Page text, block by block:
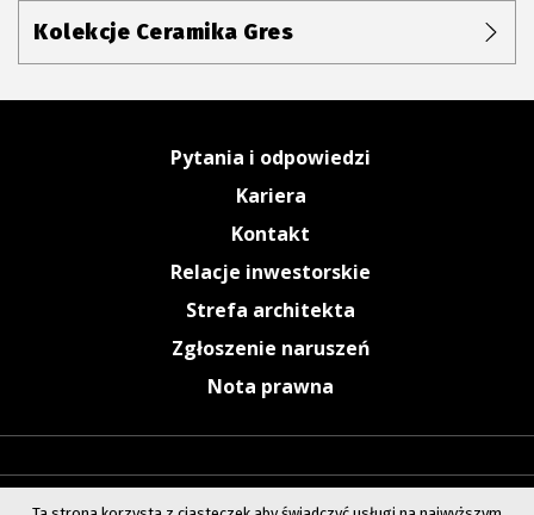
Kolekcje Ceramika Gres
Pytania i odpowiedzi
Kariera
Kontakt
Relacje inwestorskie
Strefa architekta
Zgłoszenie naruszeń
Nota prawna